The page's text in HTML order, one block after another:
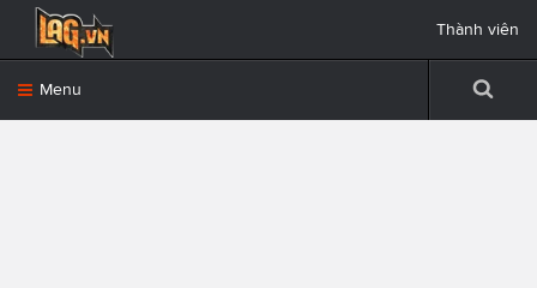
Menu
Thành viên